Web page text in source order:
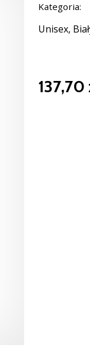
Kategoria:
Unisex,
137,70